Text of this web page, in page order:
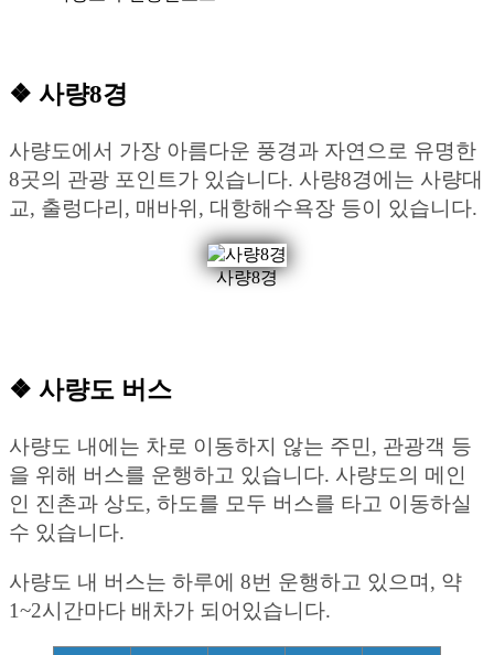
❖ 사량8경
사량도에서 가장 아름다운 풍경과 자연으로 유명한
8곳의 관광 포인트가 있습니다. 사량8경에는 사량대
교, 출렁다리, 매바위, 대항해수욕장 등이 있습니다.
사량8경
❖ 사량도 버스
사량도 내에는 차로 이동하지 않는 주민, 관광객 등
을 위해 버스를 운행하고 있습니다. 사량도의 메인
인 진촌과 상도, 하도를 모두 버스를 타고 이동하실
수 있습니다.
사량도 내 버스는 하루에 8번 운행하고 있으며, 약
1~2시간마다 배차가 되어있습니다.